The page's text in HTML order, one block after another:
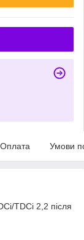
Оплата Умови
TDCi 2,2 після